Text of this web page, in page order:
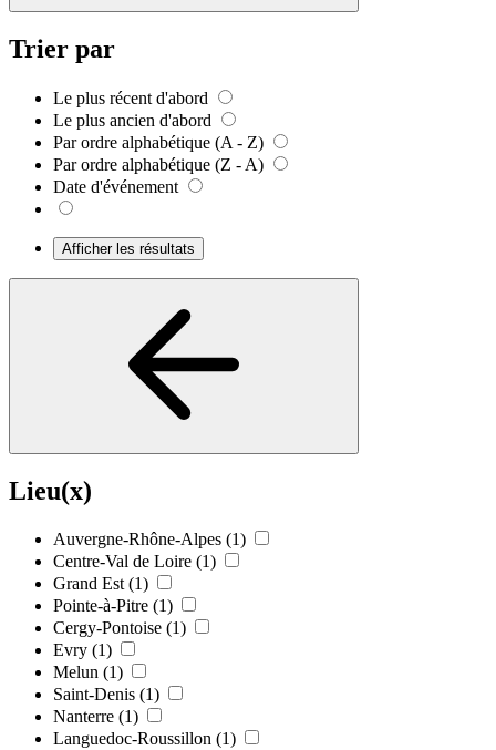
Trier par
Le plus récent d'abord
Le plus ancien d'abord
Par ordre alphabétique (A - Z)
Par ordre alphabétique (Z - A)
Date d'événement
Afficher les résultats
Lieu(x)
Auvergne-Rhône-Alpes (1)
Centre-Val de Loire (1)
Grand Est (1)
Pointe-à-Pitre (1)
Cergy-Pontoise (1)
Evry (1)
Melun (1)
Saint-Denis (1)
Nanterre (1)
Languedoc-Roussillon (1)